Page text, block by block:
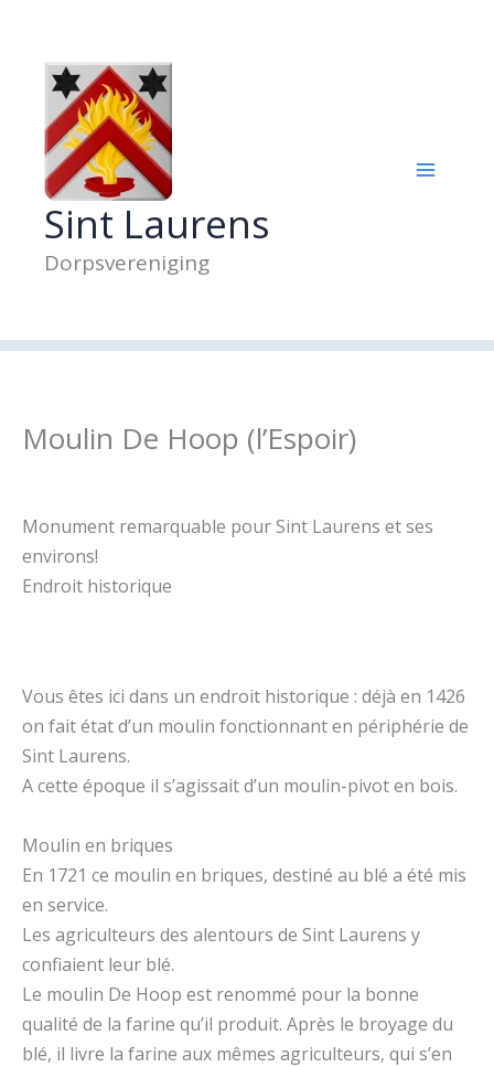
Sint Laurens
Dorpsvereniging
Moulin De Hoop (l’Espoir)
Monument remarquable pour Sint Laurens et ses
environs!
Endroit historique
Vous êtes ici dans un endroit historique : déjà en 1426
on fait état d’un moulin fonctionnant en périphérie de
Sint Laurens.
A cette époque il s’agissait d’un moulin-pivot en bois.
Moulin en briques
En 1721 ce moulin en briques, destiné au blé a été mis
en service.
Les agriculteurs des alentours de Sint Laurens y
confiaient leur blé.
Le moulin De Hoop est renommé pour la bonne
qualité de la farine qu’il produit. Après le broyage du
blé, il livre la farine aux mêmes agriculteurs, qui s’en